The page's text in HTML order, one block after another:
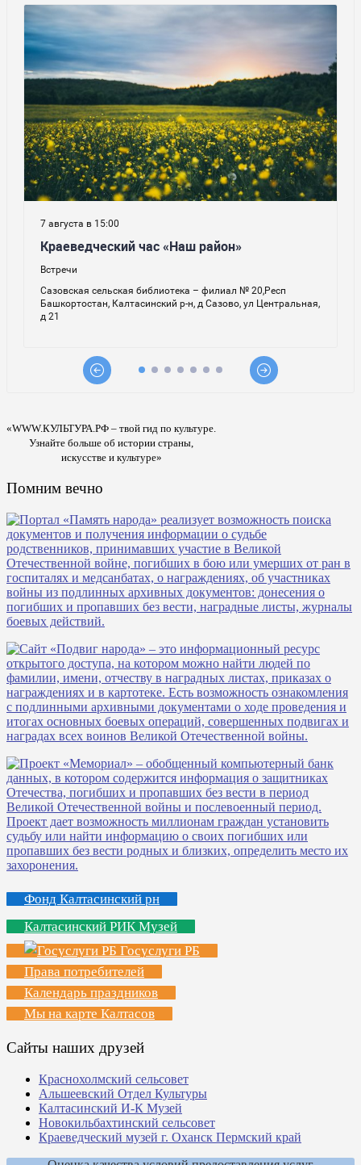
«WWW.КУЛЬТУРА.РФ – твой гид по культуре.
Узнайте больше об истории страны,
искусстве и культуре»
Помним вечно
Фонд Калтасинский рн
Калтасинский РИК Музей
Госуслуги РБ
Права потребителей
Календарь праздников
Мы на карте Калтасов
Сайты наших друзей
Краснохолмский сельсовет
Альшеевский Отдел Культуры
Калтасинский И-К Музей
Новокильбахтинский сельсовет
Краеведческий музей г. Оханск Пермский край